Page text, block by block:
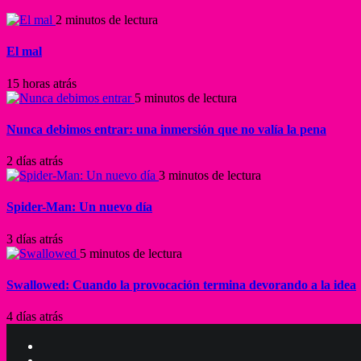
2 minutos de lectura
El mal
15 horas atrás
5 minutos de lectura
Nunca debimos entrar: una inmersión que no valía la pena
2 días atrás
3 minutos de lectura
Spider-Man: Un nuevo día
3 días atrás
5 minutos de lectura
Swallowed: Cuando la provocación termina devorando a la idea
4 días atrás